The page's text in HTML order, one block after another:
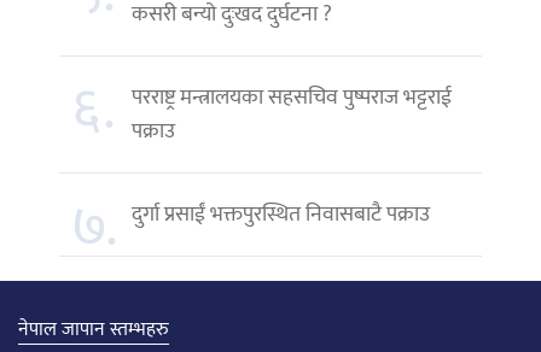
कसरी बन्यो दुःखद दुर्घटना ?
६. परराष्ट्र मन्त्रालयका सहसचिव पुष्पराज भट्टराई
पक्राउ
७. दुर्गा प्रसाईं भक्तपुरस्थित निवासबाटै पक्राउ
नेपाल जापान स्तम्भहरु